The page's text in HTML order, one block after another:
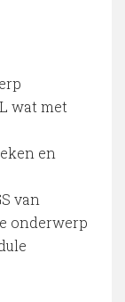
wat met
en
van
onderwerp